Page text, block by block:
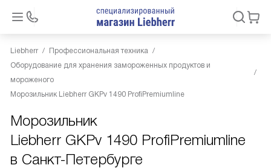
Liebherr
Профессиональная техника
Оборудование для хранения замороженных продуктов и
мороженого
Морозильник Liebherr GKPv 1490 ProfiPremiumline
Морозильник
Liebherr GKPv 1490 ProfiPremiumline
в Санкт-Петербурге